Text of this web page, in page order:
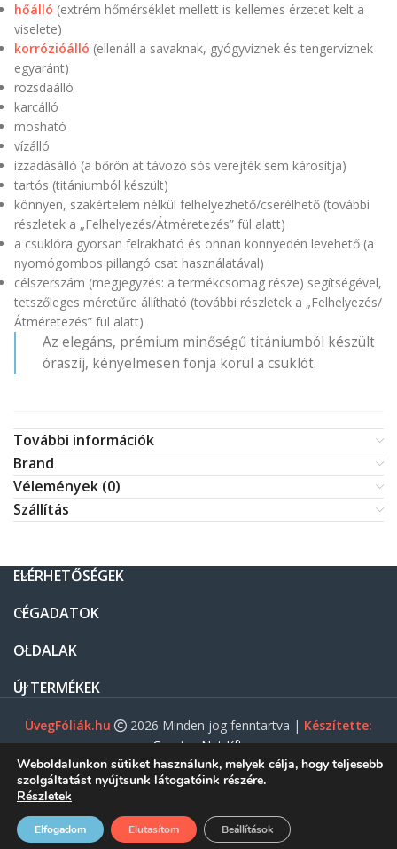
hőálló (extrém hőmérséklet mellett is kellemes érzetet kelt a
viselete)
korrózióálló (ellenáll a savaknak, gyógyvíznek és tengervíznek
egyaránt)
rozsdaálló
karcálló
mosható
vízálló
izzadásálló (a bőrön át távozó sós verejték sem károsítja)
tartós (titániumból készült)
könnyen, szakértelem nélkül felhelyezhető/cserélhető (további
részletek a „Felhelyezés/Átméretezés” fül alatt)
a csuklóra gyorsan felrakható és onnan könnyedén levehető (a
nyomógombos pillangó csat használatával)
célszerszám (megjegyzés: a termékcsomag része) segítségével,
tetszőleges méretűre állítható (további részletek a „Felhelyezés/
Átméretezés” fül alatt)
Az elegáns, prémium minőségű titániumból készült
óraszíj, kényelmesen fonja körül a csuklót.
További információk
Brand
Vélemények (0)
Szállítás
ELÉRHETŐSÉGEK
CÉGADATOK
OLDALAK
ÚJ TERMÉKEK
ÜvegFóliák.hu 2026 Minden jog fenntartva | Készítette:
Gasztro Net Kft.
Weboldalunkon sütiket használunk, melyek célja, hogy teljesebb
szolgáltatást nyújtsunk látogatóink részére.
Részletek
Elfogadom Elutasítom Beállítások
MenüShopFiókomKosár